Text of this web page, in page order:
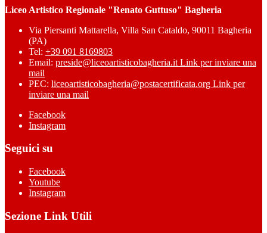
Liceo Artistico Regionale "Renato Guttuso" Bagheria
Via Piersanti Mattarella, Villa San Cataldo, 90011 Bagheria
(PA)
Tel: +39 091 8169803
Email: preside@liceoartisticobagheria.it Link per inviare una
mail
PEC: liceoartisticobagheria@postacertificata.org Link per
inviare una mail
Facebook
Instagram
Seguici su
Facebook
Youtube
Instagram
Sezione Link Utili